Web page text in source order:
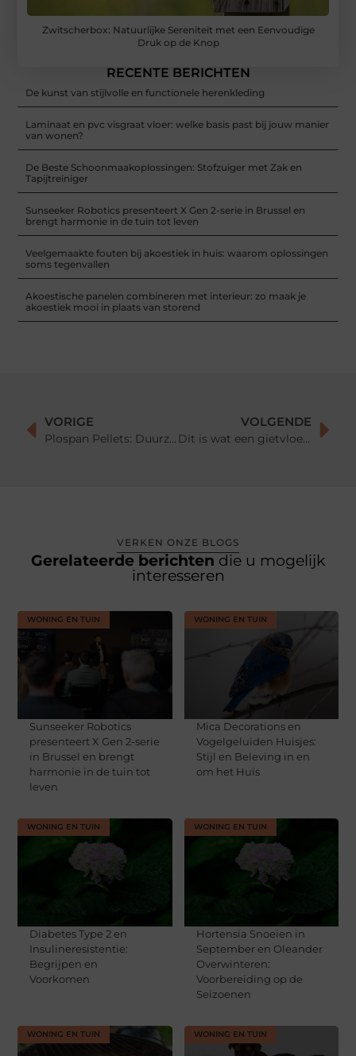
Zwitscherbox: Natuurlijke Sereniteit met een Eenvoudige
Druk op de Knop
RECENTE BERICHTEN
De kunst van stijlvolle en functionele herenkleding
Laminaat en pvc visgraat vloer: welke basis past bij jouw manier
van wonen?
De Beste Schoonmaakoplossingen: Stofzuiger met Zak en
Tapijtreiniger
Sunseeker Robotics presenteert X Gen 2-serie in Brussel en
brengt harmonie in de tuin tot leven
Veelgemaakte fouten bij akoestiek in huis: waarom oplossingen
soms tegenvallen
Akoestische panelen combineren met interieur: zo maak je
akoestiek mooi in plaats van storend
VORIGE
Plospan Pellets: Duurzame Warmte voor een Milieubewuste Levensstijl
VOLGENDE
Dit is wat een gietvloer kost in 2024
VERKEN ONZE BLOGS
Gerelateerde berichten die u mogelijk
interesseren
WONING EN TUIN
Sunseeker Robotics
presenteert X Gen 2-serie
in Brussel en brengt
harmonie in de tuin tot
leven
WONING EN TUIN
Mica Decorations en
Vogelgeluiden Huisjes:
Stijl en Beleving in en
om het Huis
WONING EN TUIN
Diabetes Type 2 en
Insulineresistentie:
Begrijpen en
Voorkomen
WONING EN TUIN
Hortensia Snoeien in
September en Oleander
Overwinteren:
Voorbereiding op de
Seizoenen
WONING EN TUIN WONING EN TUIN